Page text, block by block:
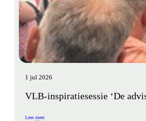
1 jul 2026
VLB-inspiratiesessie ‘De
Lees meer